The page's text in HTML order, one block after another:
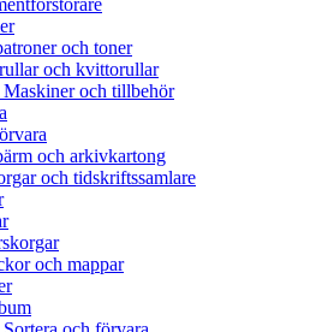
och toner
och kvittorullar
och tillbehör
och arkivkartong
och tidskriftssamlare
och mappar